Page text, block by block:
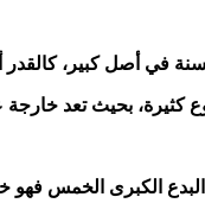
في أصل كبير، كالقدر
كثيرة، بحيث تعد
الكبرى الخمس فهو